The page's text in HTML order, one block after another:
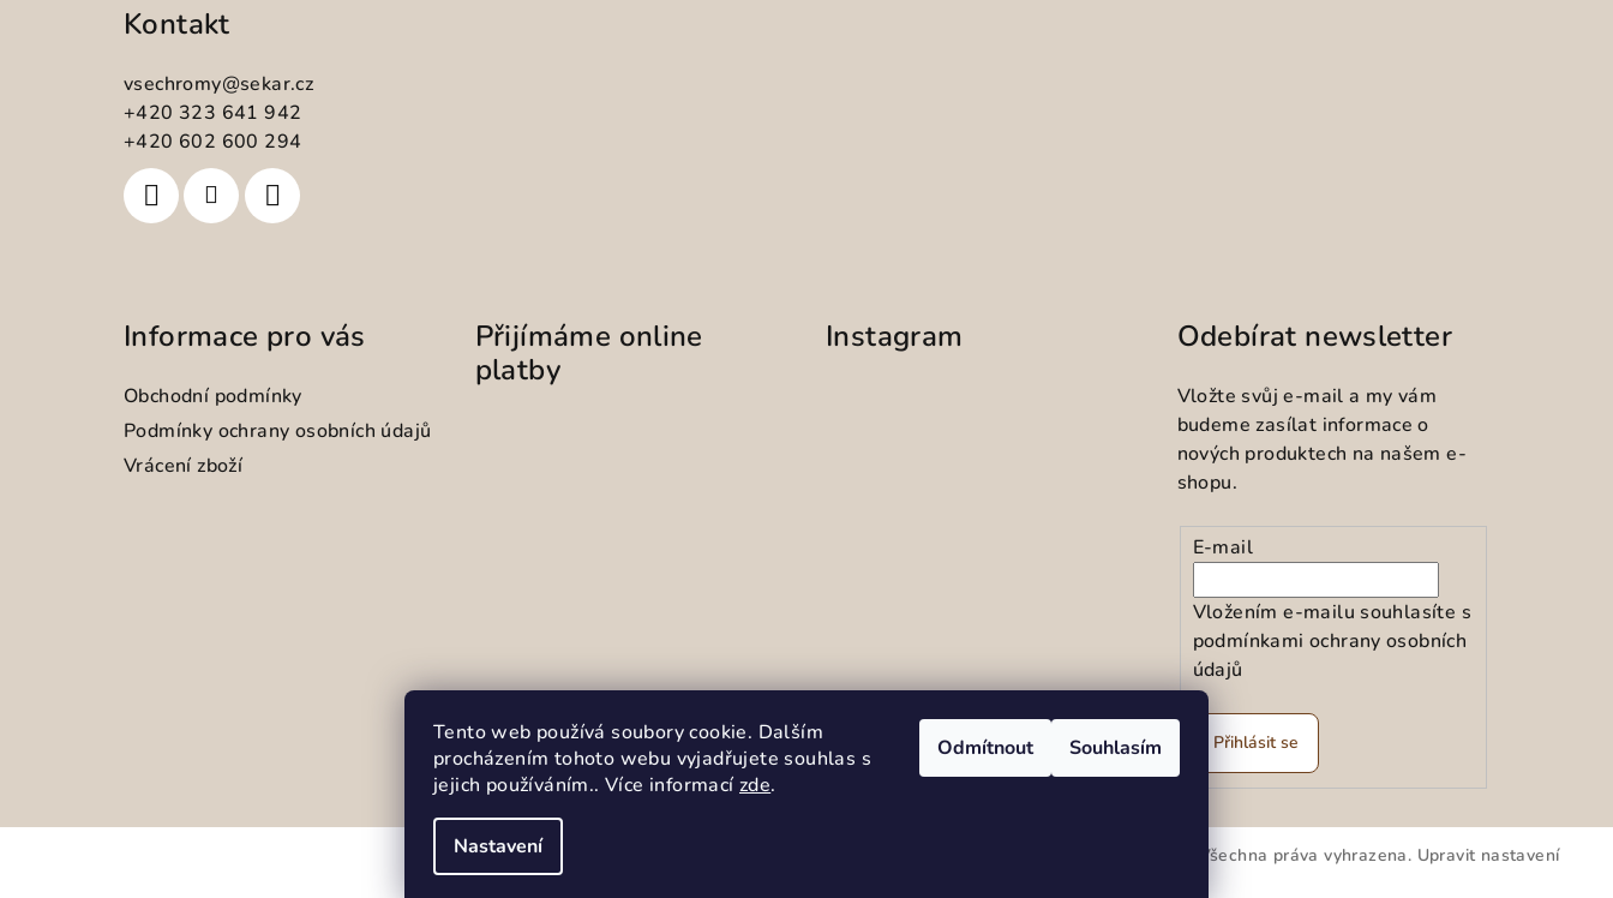
Tento web používá soubory cookie. Dalším
procházením tohoto webu vyjadřujete souhlas s
jejich používáním.. Více informací zde.
Nastavení
Odmítnout Souhlasím
Kontakt
vsechromy@sekar.cz
+420 323 641 942
+420 602 600 294
Informace pro vás
Obchodní podmínky
Podmínky ochrany osobních údajů
Vrácení zboží
Přijímáme online
platby
Instagram
Sledovat na Instagramu
Odebírat newsletter
Vložte svůj e-mail a my vám
budeme zasílat informace o
nových produktech na našem e-
shopu.
E-mail
Vložením e-mailu souhlasíte s
podmínkami ochrany osobních
údajů
Přihlásit se
. Všechna práva vyhrazena. Upravit nastavení